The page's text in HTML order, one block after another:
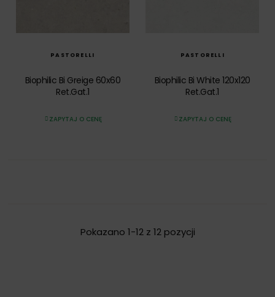
PASTORELLI
Biophilic Bi Greige 60x60
Ret.Gat.1
ZAPYTAJ O CENĘ
SZYBKI PODGLĄD
PASTORELLI
Biophilic Bi White 120x120
Ret.Gat.1
ZAPYTAJ O CENĘ
Pokazano 1-12 z 12 pozycji